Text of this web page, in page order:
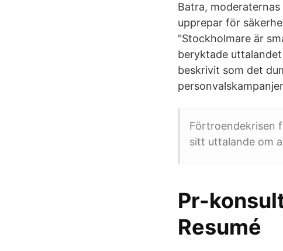
Batra,
upprepar för
"Stockholmare är
beryktade
beskrivit som det
Förtroendekrisen
sitt uttalande om
Pr-
Resumé